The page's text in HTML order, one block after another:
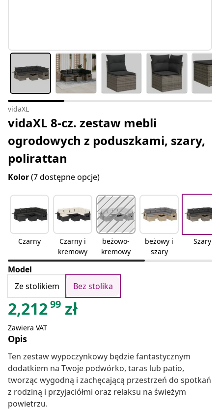
vidaXL
vidaXL 8-cz. zestaw mebli
ogrodowych z poduszkami, szary,
polirattan
Kolor(7 dostępne opcje)
Czarny
Czarny i
kremowy
beżowo-
kremowy
beżowy i
szary
Szary
Model
Ze stolikiem
Bez stolika
2,21299 zł
Zawiera VAT
Opis
Ten zestaw wypoczynkowy będzie fantastycznym
dodatkiem na Twoje podwórko, taras lub patio,
tworząc wygodną i zachęcającą przestrzeń do spotkań
z rodziną i przyjaciółmi oraz relaksu na świeżym
powietrzu.